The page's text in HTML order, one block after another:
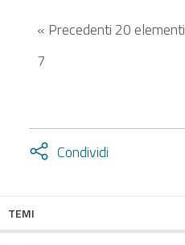
« Precedenti 20 elementi
7
Condividi
Attiva
TEMI